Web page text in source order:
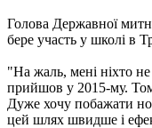
Голова Державної
бере участь у школі в
"На жаль, мені ніхто
прийшов у 2015-му.
Дуже хочу побажати
цей шлях швидше і